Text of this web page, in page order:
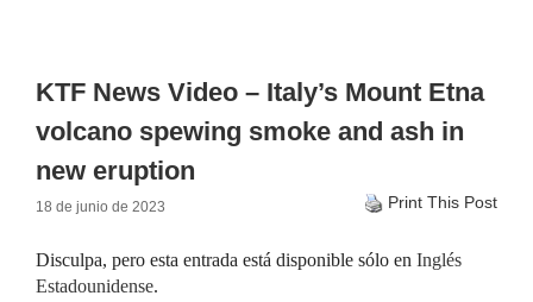
KTF News Video – Italy’s Mount Etna
volcano spewing smoke and ash in
new eruption
18 de junio de 2023 Print This Post
Disculpa, pero esta entrada está disponible sólo en Inglés
Estadounidense.